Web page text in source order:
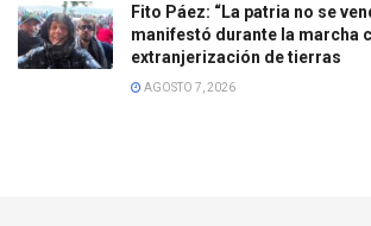
Fito Páez: “La patria no se
manifestó durante la marcha
extranjerización de tierras
AGOSTO 7, 2026